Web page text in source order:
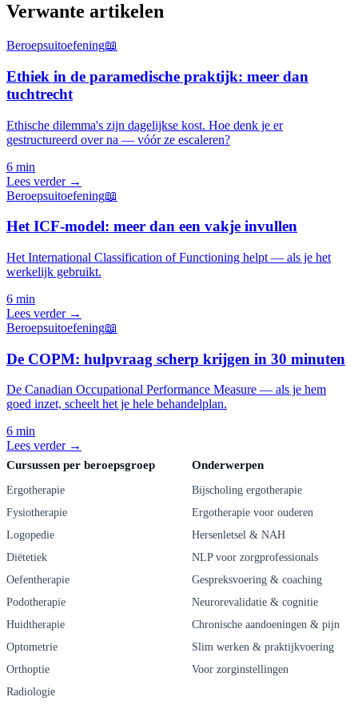
Verwante artikelen
Beroepsuitoefening📖
Ethiek in de paramedische praktijk: meer dan
tuchtrecht
Ethische dilemma's zijn dagelijkse kost. Hoe denk je er
gestructureerd over na — vóór ze escaleren?
6 min
Lees verder →
Beroepsuitoefening📖
Het ICF-model: meer dan een vakje invullen
Het International Classification of Functioning helpt — als je het
werkelijk gebruikt.
6 min
Lees verder →
Beroepsuitoefening📖
De COPM: hulpvraag scherp krijgen in 30 minuten
De Canadian Occupational Performance Measure — als je hem
goed inzet, scheelt het je hele behandelplan.
6 min
Lees verder →
Cursussen per beroepsgroep
Ergotherapie
Fysiotherapie
Logopedie
Diëtetiek
Oefentherapie
Podotherapie
Huidtherapie
Optometrie
Orthoptie
Radiologie
Onderwerpen
Bijscholing ergotherapie
Ergotherapie voor ouderen
Hersenletsel & NAH
NLP voor zorgprofessionals
Gespreksvoering & coaching
Neurorevalidatie & cognitie
Chronische aandoeningen & pijn
Slim werken & praktijkvoering
Voor zorginstellingen